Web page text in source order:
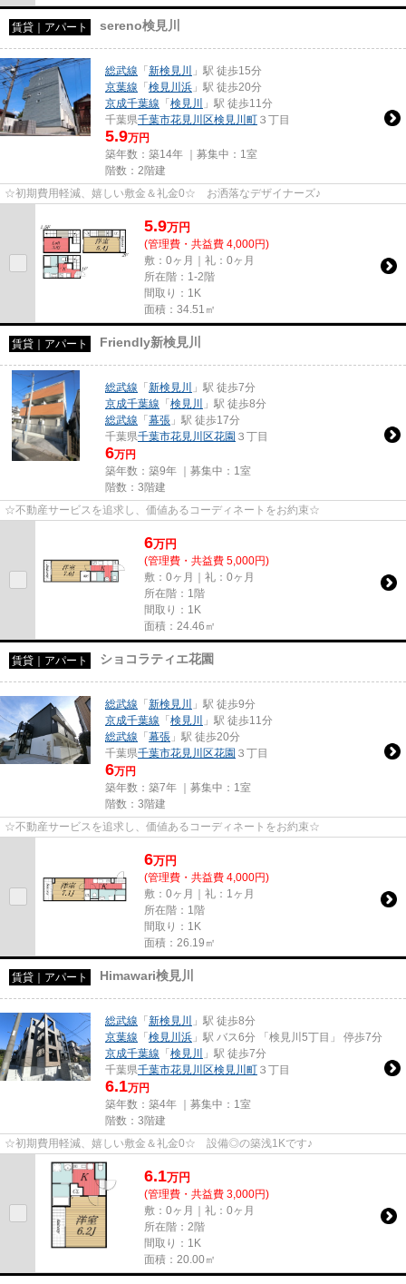
賃貸｜アパート sereno検見川
総武線 「新検見川
」駅 徒歩15分
京葉線 「検見川浜 」駅 徒歩20分
京成千葉線 「検見川
」駅 徒歩11分
千葉県千葉市花見川区検見川町 ３丁目
5.9万円
築年数：築14年 ｜募集中： 1室
階数：2階建
☆初期費用軽減、嬉しい敷金＆礼金0☆ お洒落なデザイナーズ♪
5.9万円
(管理費・共益費 4,000円)
敷：0ヶ月｜礼：0ヶ月
所在階：1-2階
間取り：1K
面積：34.51㎡
賃貸｜アパート Friendly新検見川
総武線 「新検見川
」駅 徒歩7分
京成千葉線 「検見川
」駅 徒歩8分
総武線 「幕張 」駅 徒歩17分
千葉県千葉市花見川区花園 ３丁目
6万円
築年数：築9年 ｜募集中： 1室
階数：3階建
☆不動産サービスを追求し、価値あるコーディネートをお約束☆
6万円
(管理費・共益費 5,000円)
敷：0ヶ月｜礼：0ヶ月
所在階：1階
間取り：1K
面積：24.46㎡
賃貸｜アパート ショコラティエ花園
総武線 「新検見川
」駅 徒歩9分
京成千葉線 「検見川
」駅 徒歩11分
総武線 「幕張 」駅 徒歩20分
千葉県千葉市花見川区花園 ３丁目
6万円
築年数：築7年 ｜募集中： 1室
階数：3階建
☆不動産サービスを追求し、価値あるコーディネートをお約束☆
6万円
(管理費・共益費 4,000円)
敷：0ヶ月｜礼：1ヶ月
所在階：1階
間取り：1K
面積：26.19㎡
賃貸｜アパート Himawari検見川
総武線 「新検見川
」駅 徒歩8分
京葉線 「検見川浜 」駅 バス6分 「検見川5丁目」 停歩7分
京成千葉線 「検見川
」駅 徒歩7分
千葉県千葉市花見川区検見川町 ３丁目
6.1万円
築年数：築4年 ｜募集中： 1室
階数：3階建
☆初期費用軽減、嬉しい敷金＆礼金0☆ 設備◎の築浅1Kです♪
6.1万円
(管理費・共益費 3,000円)
敷：0ヶ月｜礼：0ヶ月
所在階：2階
間取り：1K
面積：20.00㎡